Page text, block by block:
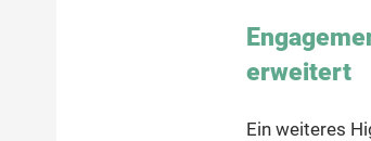
erweitert
Ein weiteres